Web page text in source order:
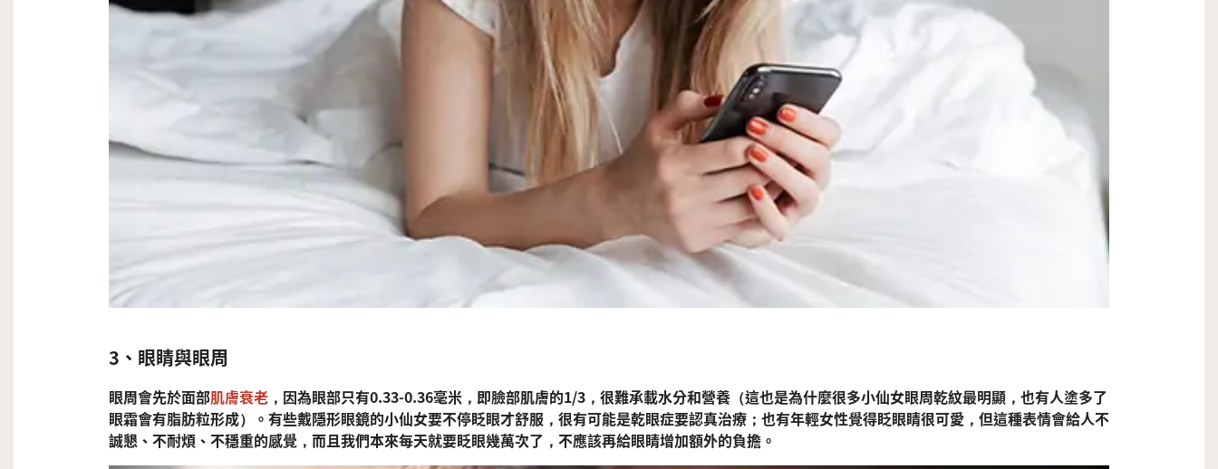
3、 眼睛與眼周
眼周會先於面部肌膚衰老 ，因為眼部只有0.33-0.36毫米，即臉部肌膚的1/3，很難承載水分和營養（這也是為什麼很多小仙女眼周乾紋最明顯，也有人塗多了
眼霜會有脂肪粒形成）。有些戴隱形眼鏡的小仙女要不停眨眼才舒服，很有可能是乾眼症要認真治療；也有年輕女性覺得眨眼睛很可愛，但這種表情會給人不
誠懇、不耐煩、不穩重的感覺，而且我們本來每天就要眨眼幾萬次了，不應該再給眼睛增加額外的負擔。